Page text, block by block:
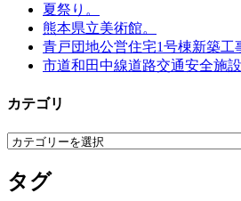
夏祭り。
熊本県立美術館。
青戸団地公営住宅1号棟新築
市道和田中線道路交通安全施
カテゴリ
カ
ゴ
リ
タグ